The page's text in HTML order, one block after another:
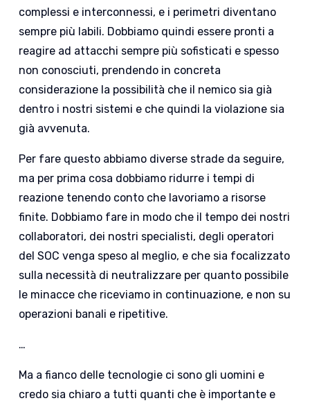
complessi e interconnessi, e i perimetri diventano
sempre più labili. Dobbiamo quindi essere pronti a
reagire ad attacchi sempre più sofisticati e spesso
non conosciuti, prendendo in concreta
considerazione la possibilità che il nemico sia già
dentro i nostri sistemi e che quindi la violazione sia
già avvenuta.
Per fare questo abbiamo diverse strade da seguire,
ma per prima cosa dobbiamo ridurre i tempi di
reazione tenendo conto che lavoriamo a risorse
finite. Dobbiamo fare in modo che il tempo dei nostri
collaboratori, dei nostri specialisti, degli operatori
del SOC venga speso al meglio, e che sia focalizzato
sulla necessità di neutralizzare per quanto possibile
le minacce che riceviamo in continuazione, e non su
operazioni banali e ripetitive.
…
Ma a fianco delle tecnologie ci sono gli uomini e
credo sia chiaro a tutti quanti che è importante e